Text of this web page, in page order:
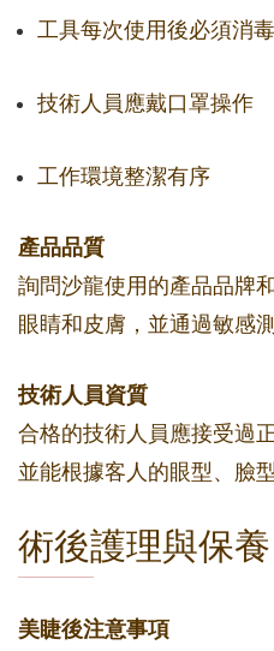
工具每次使用後必須消
技術人員應戴口罩操作
工作環境整潔有序
產品品質
詢問沙龍使用的產品品牌
眼睛和皮膚，並通過敏感測
技術人員資質
合格的技術人員應接受過
並能根據客人的眼型、臉
術後護理與保養
美睫後注意事項